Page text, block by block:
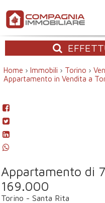
Home › Immobili › Torino ›
Appartamento in Vendita a
Appartamento di
169.000
Torino - Santa Rita